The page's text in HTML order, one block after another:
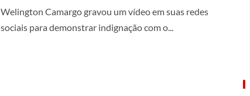
Welington Camargo gravou um vídeo em suas redes
sociais para demonstrar indignação com o...